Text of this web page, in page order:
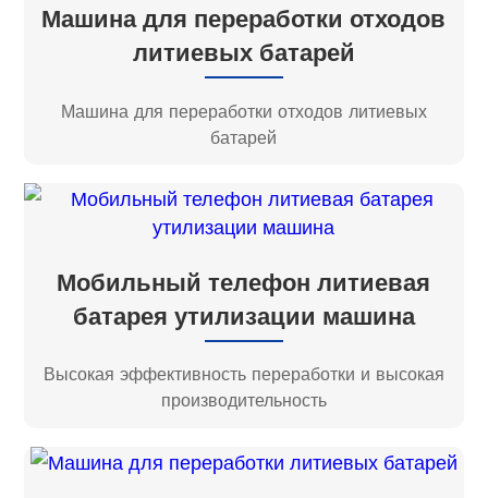
Машина для переработки отходов
литиевых батарей
Машина для переработки отходов литиевых
батарей
Мобильный телефон литиевая
батарея утилизации машина
Высокая эффективность переработки и высокая
производительность